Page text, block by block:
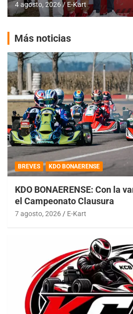
4 agosto, 2026 E-Kart
Más noticias
BREVES KDO BONAERENSE
KDO BONAERENSE: Con la
el Campeonato Clausura
7 agosto, 2026 E-Kart